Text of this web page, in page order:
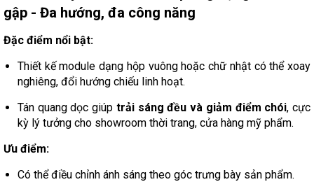
gập - Đa hướng, đa công năng
Đặc điểm nổi bật:
Thiết kế module dạng hộp vuông hoặc chữ nhật có thể xoay
nghiêng, đổi hướng chiếu linh hoạt.
Tán quang dọc giúp trải sáng đều và giảm điểm chói, cực
kỳ lý tưởng cho showroom thời trang, cửa hàng mỹ phẩm.
Ưu điểm:
Có thể điều chỉnh ánh sáng theo góc trưng bày sản phẩm.